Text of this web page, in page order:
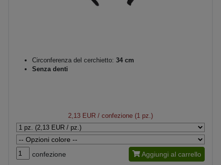
Circonferenza del cerchietto: 34 cm
Senza denti
2,13 EUR / confezione (1 pz.)
confezione Aggiungi al carrello